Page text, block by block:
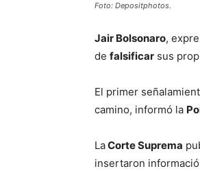
Foto: Depositphotos.
Jair Bolsonaro,
de falsificar sus
El primer
camino, informó la
LaCorte Suprema
insertaron